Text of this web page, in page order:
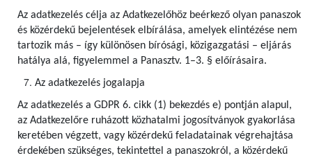
Az adatkezelés célja az Adatkezelőhöz beérkező olyan panaszok
és közérdekű bejelentések elbírálása, amelyek elintézése nem
tartozik más – így különösen bírósági, közigazgatási – eljárás
hatálya alá, figyelemmel a Panasztv. 1–3. § előírásaira.
Az adatkezelés jogalapja
Az adatkezelés a GDPR 6. cikk (1) bekezdés e) pontján alapul,
az Adatkezelőre ruházott közhatalmi jogosítványok gyakorlása
keretében végzett, vagy közérdekű feladatainak végrehajtása
érdekében szükséges, tekintettel a panaszokról, a közérdekű